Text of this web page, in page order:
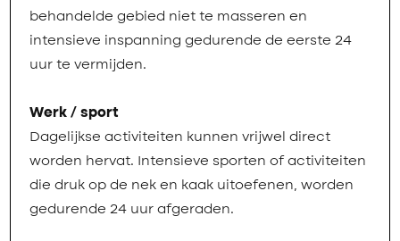
behandelde gebied niet te masseren en
intensieve inspanning gedurende de eerste 24
uur te vermijden.
Werk / sport
Dagelijkse activiteiten kunnen vrijwel direct
worden hervat. Intensieve sporten of activiteiten
die druk op de nek en kaak uitoefenen, worden
gedurende 24 uur afgeraden.